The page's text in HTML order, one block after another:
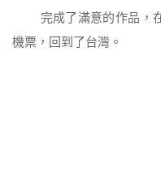
完成了滿意的作品，在
機票，回到了台灣。